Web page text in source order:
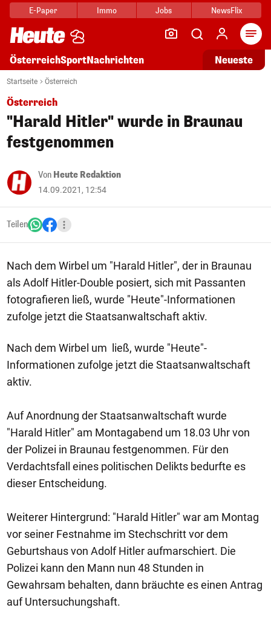
E-Paper Immo Jobs NewsFlix
ÖsterreichSportNachrichten Neueste
Startseite Österreich
Österreich
"Harald Hitler" wurde in Braunau
festgenommen
Von Heute Redaktion
14.09.2021, 12:54
Teilen
Nach dem Wirbel um "Harald Hitler", der in Braunau
als Adolf Hitler-Double posiert, sich mit Passanten
fotografieren ließ, wurde "Heute"-Informationen
zufolge jetzt die Staatsanwaltschaft aktiv.
Nach dem Wirbel um ließ, wurde "Heute"-
Informationen zufolge jetzt die Staatsanwaltschaft
aktiv.
Auf Anordnung der Staatsanwaltschaft wurde
"Harald Hitler" am Montagabend um 18.03 Uhr von
der Polizei in Braunau festgenommen. Für den
Verdachtsfall eines politischen Delikts bedurfte es
dieser Entscheidung.
Weiterer Hintergrund: "Harald Hitler" war am Montag
vor seiner Festnahme im Stechschritt vor dem
Geburtshaus von Adolf Hitler aufmarschiert. Die
Polizei kann den Mann nun 48 Stunden in
Gewahrsam behalten, dann bräuchte es einen Antrag
auf Untersuchungshaft.